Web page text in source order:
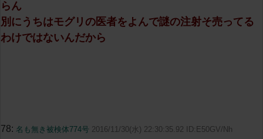
らん
別にうちはモグリの医者をよんで謎の注射そ売ってる
わけではないんだから
78: 名も無き被検体774号 2016/11/30(水) 22:30:35.92 ID:E50GV/Nh